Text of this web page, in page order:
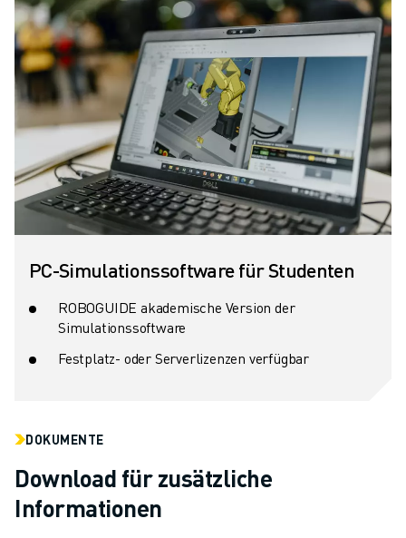
PC-Simulationssoftware für Studenten
ROBOGUIDE akademische Version der
Simulationssoftware
Festplatz- oder Serverlizenzen verfügbar
DOKUMENTE
Download für zusätzliche
Informationen